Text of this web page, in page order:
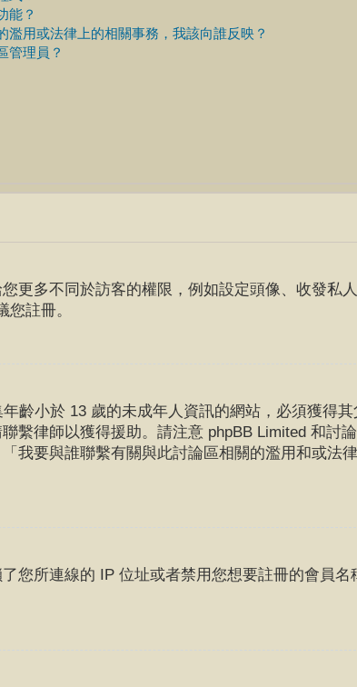
能？
濫用或法律上的相關事務，我該向誰反映？
管理員？
更多不同於訪客的權限，例如設定頭像、收發私
註冊。
齡小於 13 歲的未成年人資訊的網站，必須獲得其
繫律師以獲得援助。請注意 phpBB Limited 和討
我要與誰聯繫有關與此討論區相關的濫用和或法
您所連線的 IP 位址或者禁用您想要註冊的會員名